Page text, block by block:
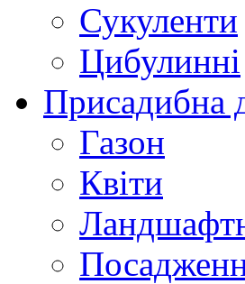
Сукуленти
Цибулинні
Присадибна
Газон
Квіти